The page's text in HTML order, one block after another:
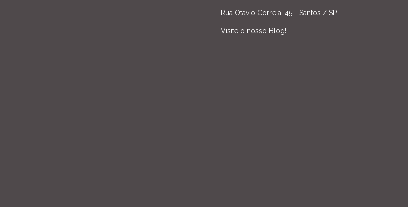
Rua Otavio Correia, 45 - Santos / SP
Visite o nosso Blog!